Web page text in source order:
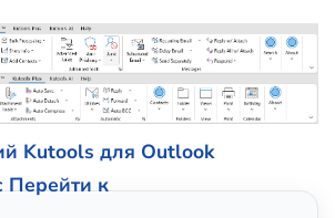
Kutools для Outlook
Перейти к